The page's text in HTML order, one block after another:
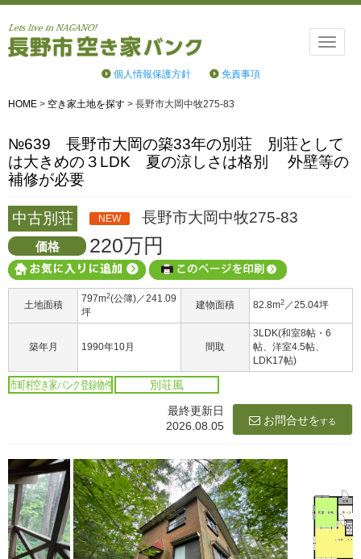
Toggle
個人情報保護方針 免責事項
HOME > 空き家土地を探す > 長野市大岡中牧275-83
№639 長野市大岡の築33年の別荘 別荘として
は大きめの３LDK 夏の涼しさは格別 外壁等の
補修が必要
中古別荘 NEW 長野市大岡中牧275-83
価格 220万円
土地面積
797m2(公簿)／241.09
坪
建物面積 82.8m2 ／25.04坪
築年月 1990年10月 間取
3LDK(和室8帖・6
帖、洋室4.5帖、
LDK17帖)
市町村空き家バンク登録物件 別荘風
お問合せをする
最終更新日
2026.08.05